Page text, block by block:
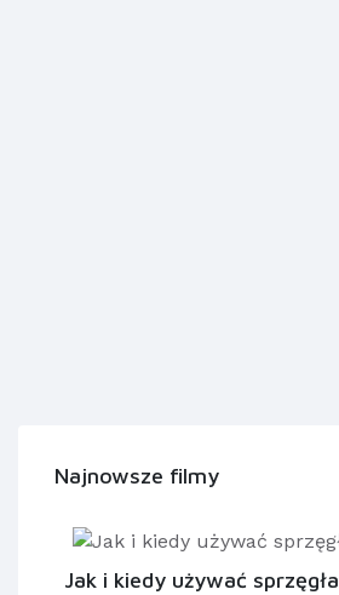
Najnowsze filmy
Jak i kiedy używać sprzęgła